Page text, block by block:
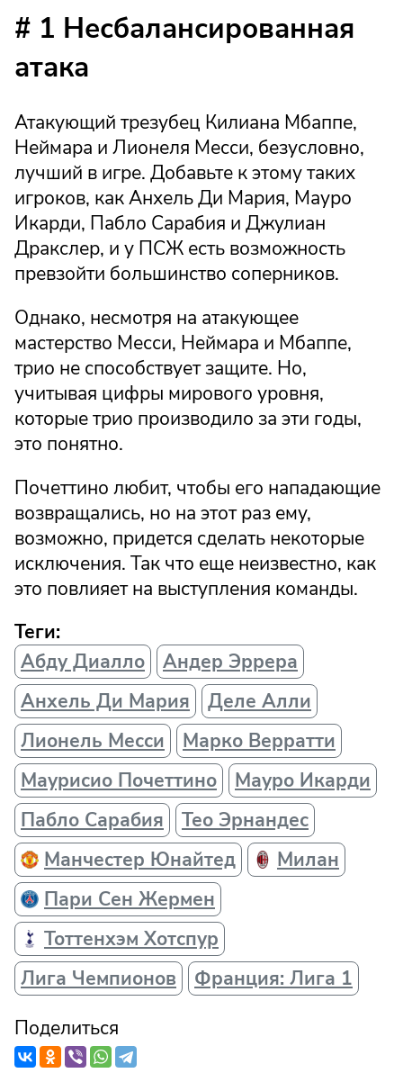
# 1 Несбалансированная
атака
Атакующий трезубец Килиана Мбаппе,
Неймара и Лионеля Месси, безусловно,
лучший в игре. Добавьте к этому таких
игроков, как Анхель Ди Мария, Мауро
Икарди, Пабло Сарабия и Джулиан
Дракслер, и у ПСЖ есть возможность
превзойти большинство соперников.
Однако, несмотря на атакующее
мастерство Месси, Неймара и Мбаппе,
трио не способствует защите. Но,
учитывая цифры мирового уровня,
которые трио производило за эти годы,
это понятно.
Почеттино любит, чтобы его нападающие
возвращались, но на этот раз ему,
возможно, придется сделать некоторые
исключения. Так что еще неизвестно, как
это повлияет на выступления команды.
Теги:
Абду Диалло
Андер Эррера
Анхель Ди Мария
Деле Алли
Лионель Месси
Марко Верратти
Маурисио Почеттино
Мауро Икарди
Пабло Сарабия
Тео Эрнандес
Манчестер Юнайтед
Милан
Пари Сен Жермен
Тоттенхэм Хотспур
Лига Чемпионов
Франция: Лига 1
Поделиться